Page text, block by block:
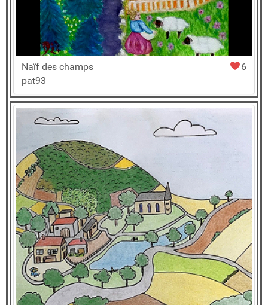
6
Naïf des champs
pat93